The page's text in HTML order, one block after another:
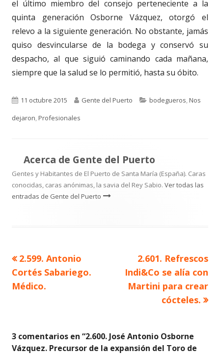
el último miembro del consejo perteneciente a la
quinta generación Osborne Vázquez, otorgó el
relevo a la siguiente generación. No obstante, jamás
quiso desvincularse de la bodega y conservó su
despacho, al que siguió caminando cada mañana,
siempre que la salud se lo permitió, hasta su óbito.
Publicado
el
11 octubre 2015 Autor
Gente del Puerto Categorías
bodegueros,Nos
dejaron,Profesionales
Acerca de Gente del Puerto
Gentes y Habitantes de El Puerto de Santa María (España). Caras
conocidas, caras anónimas, la savia del Rey Sabio. Ver todas las
entradas de Gente del Puerto
Navegación
de
Artículo
anterior
2.599. Antonio
Cortés Sabariego.
Médico.
Artículo
siguiente
2.601. Refrescos
Indi&Co se alía con
Martini para crear
cócteles.
3 comentarios en “2.600. José Antonio Osborne
Vázquez. Precursor de la expansión del Toro de